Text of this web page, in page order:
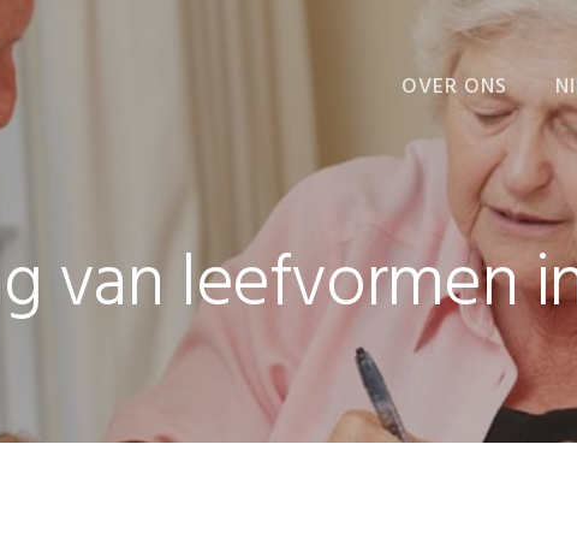
OVER ONS
VOORDELEN
van leefvormen